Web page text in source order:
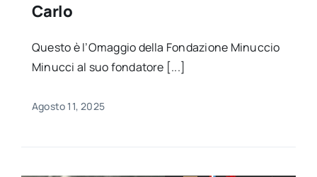
Carlo
Questo è l’Omaggio della Fondazione Minuccio
Minucci al suo fondatore [...]
Agosto 11, 2025